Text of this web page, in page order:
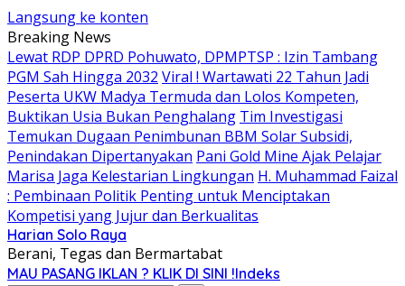
Langsung ke konten
Breaking News
Lewat RDP DPRD Pohuwato, DPMPTSP : Izin Tambang
PGM Sah Hingga 2032 Viral ! Wartawati 22 Tahun Jadi
Peserta UKW Madya Termuda dan Lolos Kompeten,
Buktikan Usia Bukan Penghalang Tim Investigasi
Temukan Dugaan Penimbunan BBM Solar Subsidi,
Penindakan Dipertanyakan Pani Gold Mine Ajak Pelajar
Marisa Jaga Kelestarian Lingkungan H. Muhammad Faizal
: Pembinaan Politik Penting untuk Menciptakan
Kompetisi yang Jujur dan Berkualitas
Harian Solo Raya
Berani, Tegas dan Bermartabat
MAU PASANG IKLAN ? KLIK DI SINI !Indeks